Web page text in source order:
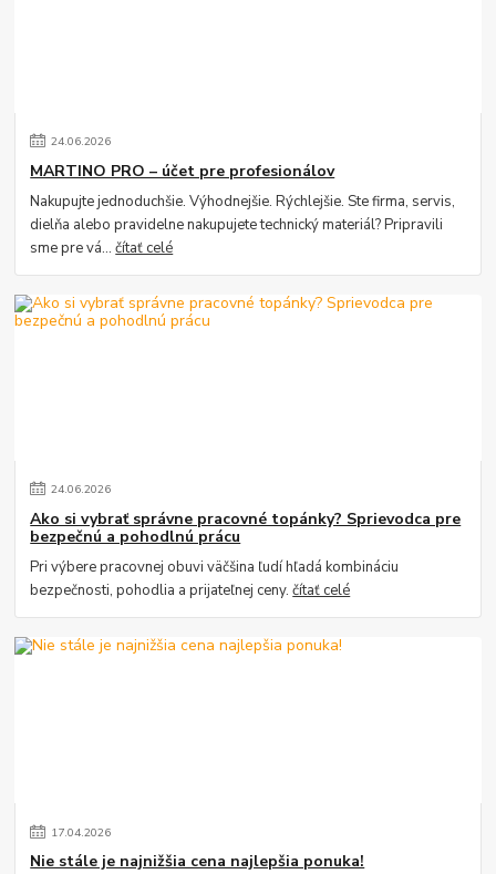
24.06.2026
MARTINO PRO – účet pre profesionálov
Nakupujte jednoduchšie. Výhodnejšie. Rýchlejšie. Ste firma, servis,
dielňa alebo pravidelne nakupujete technický materiál? Pripravili
sme pre vá...čítať celé
24.06.2026
Ako si vybrať správne pracovné topánky? Sprievodca pre
bezpečnú a pohodlnú prácu
Pri výbere pracovnej obuvi väčšina ľudí hľadá kombináciu
bezpečnosti, pohodlia a prijateľnej ceny.čítať celé
17.04.2026
Nie stále je najnižšia cena najlepšia ponuka!